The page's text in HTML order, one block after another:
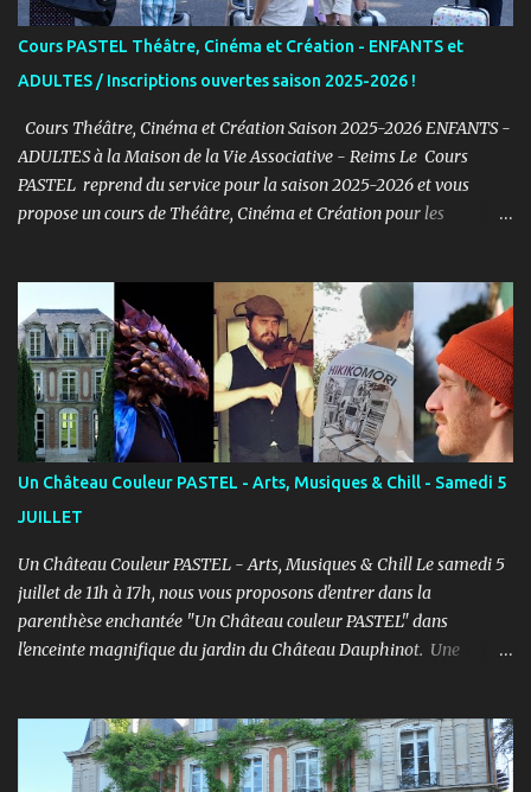
Cours PASTEL Théâtre, Cinéma et Création - ENFANTS et
ADULTES / Inscriptions ouvertes saison 2025-2026 !
Cours Théâtre, Cinéma et Création Saison 2025-2026 ENFANTS -
ADULTES à la Maison de la Vie Associative - Reims Le Cours
PASTEL reprend du service pour la saison 2025-2026 et vous
propose un cours de Théâtre, Cinéma et Création pour les
d’élèves au Studio PASTEL anciennement, le Cours PASTEL revient
à la Maison de la Vie Associative dans une salle de 150m2 pour
pratiquer confortablement avec des élèves passionnés et curieux
d’apprendre. COURS ENFANTS Notre volonté : permettre
l'épanouissement de l'enfant à travers cet art, qu'il puisse s'exprimer
et prendre confiance en lui en prenant du plaisir dans un cadre
bienveillant. PROGRAMME ENFANTS : Pendant le 1er semestre, les
enfants découvriront le jeu d’acteur théâtre et cinéma à travers des
exercices d’improvisation, émotionnels, de concentration, d’écoute,
d...
Un Château Couleur PASTEL - Arts, Musiques & Chill - Samedi 5
JUILLET
Un Château Couleur PASTEL - Arts, Musiques & Chill Le samedi 5
juillet de 11h à 17h, nous vous proposons d'entrer dans la
parenthèse enchantée "Un Château couleur PASTEL" dans
l'enceinte magnifique du jardin du Château Dauphinot. Une
PUBLIC “Saxo et la forêt de Memoria” - Conte théâtral
merveilleux 12h à 14h : Concert Pique-Nique “SWING” avec Léo